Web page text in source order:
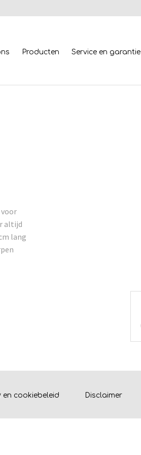
Producten Service en garantie
altijd
lang
en cookiebeleid Disclaimer